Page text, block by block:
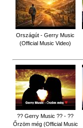
Országút - Gerry Music
(Official Music Video)
?? Gerry Music ?? - ??
Őrzöm még (Official Music